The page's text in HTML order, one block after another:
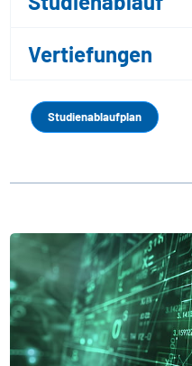
Vertiefungen
Studienablaufplan